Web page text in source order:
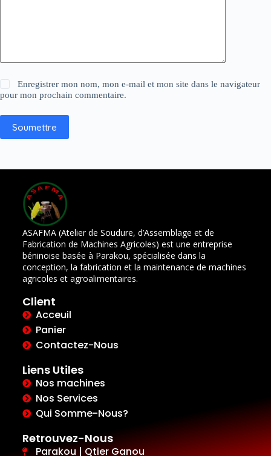
Enregistrer mon nom, mon e-mail et mon site dans le navigateur
pour mon prochain commentaire.
Soumettre
ASAFMA (Atelier de Soudure, d’Assemblage et de
Fabrication de Machines Agricoles) est une entreprise
béninoise basée à Parakou, spécialisée dans la
conception, la fabrication et la maintenance de machines
agricoles et agroalimentaires.
Client
Acceuil
Panier
Contactez-Nous
Liens Utiles
Nos machines
Nos Services
Qui Somme-Nous?
Retrouvez-Nous
Parakou | Qtier Ganou